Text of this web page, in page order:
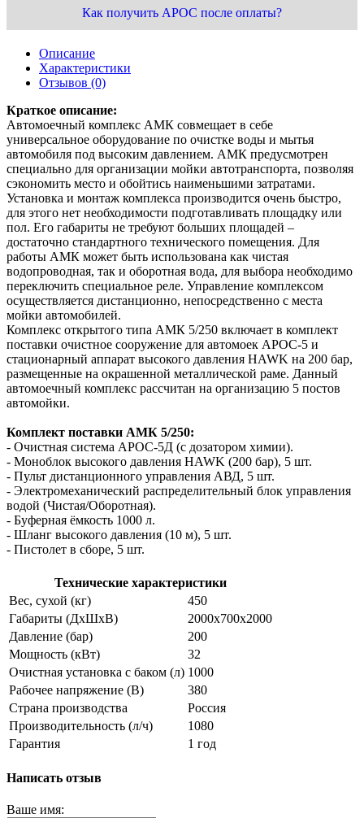
Как получить АРОС после оплаты?
Описание
Характеристики
Отзывов (0)
Краткое описание:
Автомоечный комплекс АМК совмещает в себе
универсальное оборудование по очистке воды и мытья
автомобиля под высоким давлением. АМК предусмотрен
специально для организации мойки автотранспорта, позволяя
сэкономить место и обойтись наименьшими затратами.
Установка и монтаж комплекса производится очень быстро,
для этого нет необходимости подготавливать площадку или
пол. Его габариты не требуют больших площадей –
достаточно стандартного технического помещения. Для
работы АМК может быть использована как чистая
водопроводная, так и оборотная вода, для выбора необходимо
переключить специальное реле. Управление комплексом
осуществляется дистанционно, непосредственно с места
мойки автомобилей.
Комплекс открытого типа АМК 5/250 включает в комплект
поставки очистное сооружение для автомоек АРОС-5 и
стационарный аппарат высокого давления HAWK на 200 бар,
размещенные на окрашенной металлической раме. Данный
автомоечный комплекс рассчитан на организацию 5 постов
автомойки.
Комплект поставки АМК 5/250:
- Очистная система АРОС-5Д (с дозатором химии).
- Моноблок высокого давления HAWK (200 бар), 5 шт.
- Пульт дистанционного управления АВД, 5 шт.
- Электромеханический распределительный блок управления
водой (Чистая/Оборотная).
- Буферная ёмкость 1000 л.
- Шланг высокого давления (10 м), 5 шт.
- Пистолет в сборе, 5 шт.
Технические характеристики
Вес, сухой (кг)
450
Габариты (ДxШxВ)
2000х700х2000
Давление (бар)
200
Мощность (кВт)
32
Очистная установка с баком (л) 1000
Рабочее напряжение (В)
380
Страна производства
Россия
Производительность (л/ч)
1080
Гарантия
1 год
Написать отзыв
Ваше имя: